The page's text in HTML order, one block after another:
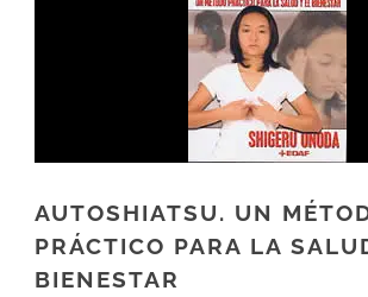
AUTOSHIATSU. UN
PRÁCTICO PARA LA
BIENESTAR